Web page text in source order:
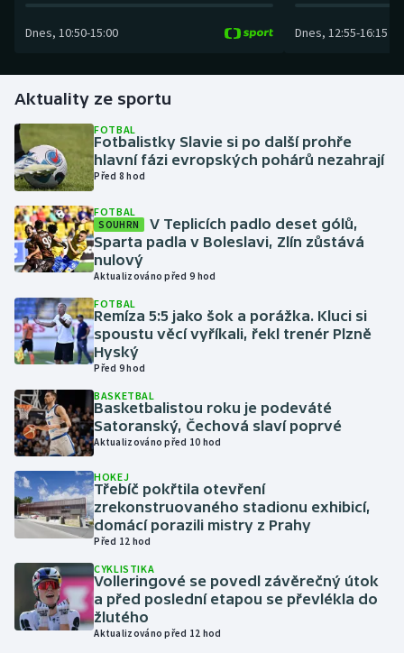
Futsal
Golf
Gymnastika
Házená
Jezdectví
Judo
Krasobruslení
Lezení
Moderní pětiboj
Motorsport
Olympijské hry
Plavání
Plážový volejbal
Dnes, 10:50-15:00 Dnes, 12:55-16:15
Aktuality ze sportu
FOTBAL
Fotbalistky Slavie si po další prohře
hlavní fázi evropských pohárů nezahrají
Před 8 hod
FOTBAL
SOUHRN
V Teplicích padlo deset gólů,
Sparta padla v Boleslavi, Zlín zůstává
nulový
Aktualizováno před 9 hod
FOTBAL
Remíza 5:5 jako šok a porážka. Kluci si
spoustu věcí vyříkali, řekl trenér Plzně
Hyský
Před 9 hod
BASKETBAL
Basketbalistou roku je podeváté
Satoranský, Čechová slaví poprvé
Aktualizováno před 10 hod
HOKEJ
Třebíč pokřtila otevření
zrekonstruovaného stadionu exhibicí,
domácí porazili mistry z Prahy
Před 12 hod
CYKLISTIKA
Volleringové se povedl závěrečný útok
a před poslední etapou se převlékla do
žlutého
Aktualizováno před 12 hod